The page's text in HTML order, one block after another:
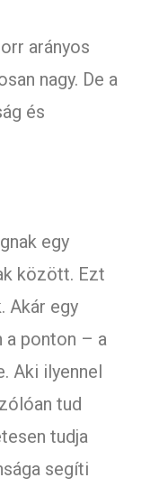
arányos
nagy. De a
és
egy
között. Ezt
Akár egy
a ponton – a
Aki ilyennel
tud
tudja
segíti